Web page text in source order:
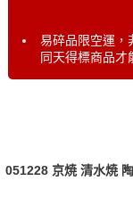
易碎品限空運，
同天得標商品才
051228 京焼 清水焼